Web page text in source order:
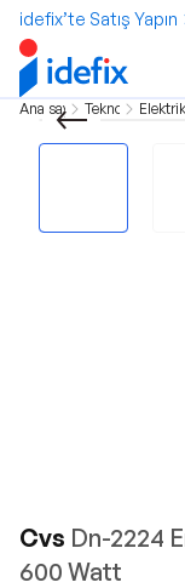
idefix’te Satış Yapın
Ana sayfa Teknoloji
Cvs Dn-2224
600 Watt